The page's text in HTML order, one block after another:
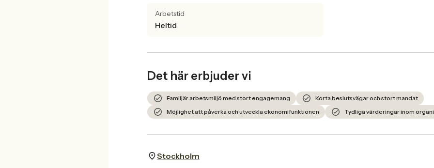
Arbetstid
Heltid
Det här erbjuder vi
Familjär arbetsmiljö med stort engagemang
Korta beslutsvägar och stort mandat
Möjlighet att påverka och utveckla ekonomifunktionen
Tydliga värderingar inom
Stockholm